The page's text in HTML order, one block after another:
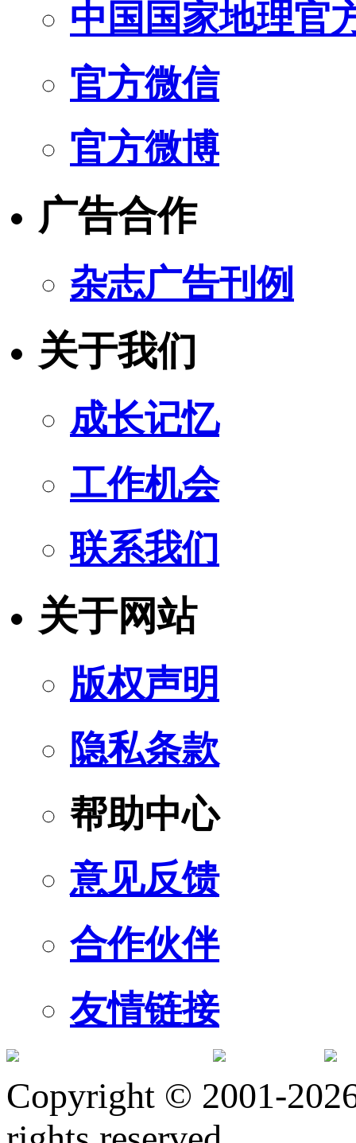
中国国家地理官
官方微信
官方微博
广告合作
杂志广告刊例
关于我们
成长记忆
工作机会
联系我们
关于网站
版权声明
隐私条款
帮助中心
意见反馈
合作伙伴
友情链接
Copyright © 2001-